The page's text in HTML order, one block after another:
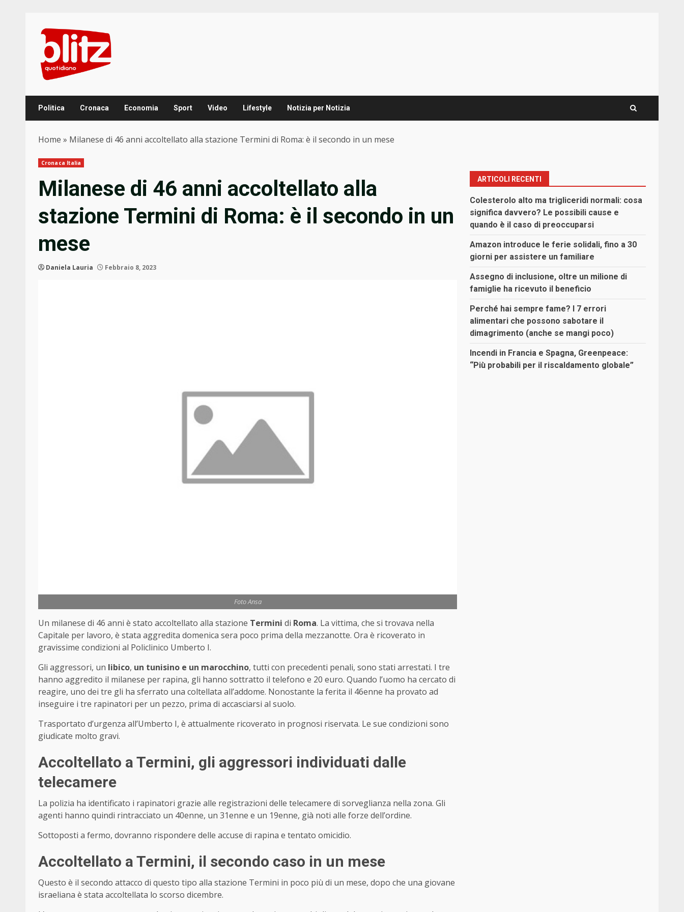
content
Politica Cronaca Economia Sport Video Lifestyle Notizia per Notizia
Home » Milanese di 46 anni accoltellato alla stazione Termini di Roma: è il secondo in un mese
Cronaca Italia
Milanese di 46 anni accoltellato alla
stazione Termini di Roma: è il secondo in un
mese
Daniela Lauria Febbraio 8, 2023
Foto Ansa
Un milanese di 46 anni è stato accoltellato alla stazione Termini di Roma. La vittima, che si trovava nella
Capitale per lavoro, è stata aggredita domenica sera poco prima della mezzanotte. Ora è ricoverato in
gravissime condizioni al Policlinico Umberto I.
Gli aggressori, un libico, un tunisino e un marocchino, tutti con precedenti penali, sono stati arrestati. I tre
hanno aggredito il milanese per rapina, gli hanno sottratto il telefono e 20 euro. Quando l’uomo ha cercato di
reagire, uno dei tre gli ha sferrato una coltellata all’addome. Nonostante la ferita il 46enne ha provato ad
inseguire i tre rapinatori per un pezzo, prima di accasciarsi al suolo.
Trasportato d’urgenza all’Umberto I, è attualmente ricoverato in prognosi riservata. Le sue condizioni sono
giudicate molto gravi.
Accoltellato a Termini, gli aggressori individuati dalle
telecamere
La polizia ha identificato i rapinatori grazie alle registrazioni delle telecamere di sorveglianza nella zona. Gli
agenti hanno quindi rintracciato un 40enne, un 31enne e un 19enne, già noti alle forze dell’ordine.
Sottoposti a fermo, dovranno rispondere delle accuse di rapina e tentato omicidio.
Accoltellato a Termini, il secondo caso in un mese
Questo è il secondo attacco di questo tipo alla stazione Termini in poco più di un mese, dopo che una giovane
israeliana è stata accoltellata lo scorso dicembre.
ARTICOLI RECENTI
Colesterolo alto ma trigliceridi normali: cosa
significa davvero? Le possibili cause e
quando è il caso di preoccuparsi
Amazon introduce le ferie solidali, fino a 30
giorni per assistere un familiare
Assegno di inclusione, oltre un milione di
famiglie ha ricevuto il beneficio
Perché hai sempre fame? I 7 errori
alimentari che possono sabotare il
dimagrimento (anche se mangi poco)
Incendi in Francia e Spagna, Greenpeace:
“Più probabili per il riscaldamento globale”